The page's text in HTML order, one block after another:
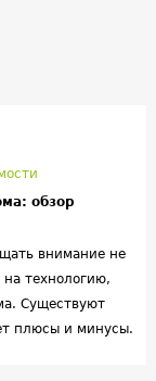
нужно
обзор
внимание не
технологию,
Существуют
плюсы и минусы.